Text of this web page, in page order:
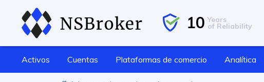
10 Years
of Reliability
Activos Cuentas Plataformas de comercio Analítica